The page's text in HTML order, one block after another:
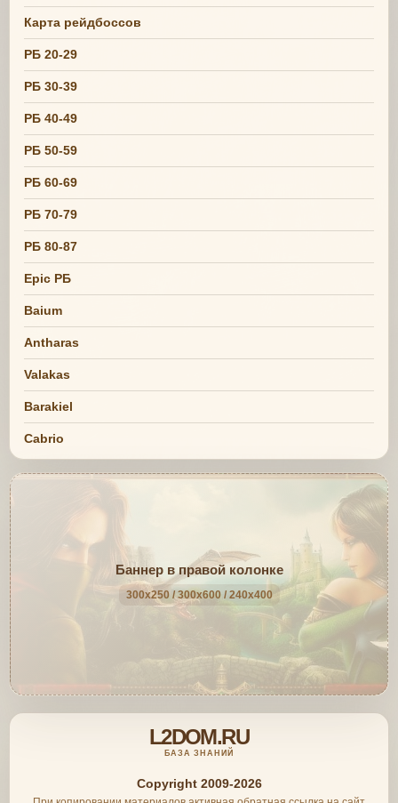
Карта рейдбоссов
РБ 20-29
РБ 30-39
РБ 40-49
РБ 50-59
РБ 60-69
РБ 70-79
РБ 80-87
Epic РБ
Baium
Antharas
Valakas
Barakiel
Cabrio
Баннер в правой колонке
300x250 / 300x600 / 240x400
L2DOM.RU
БАЗА ЗНАНИЙ
Copyright 2009-2026